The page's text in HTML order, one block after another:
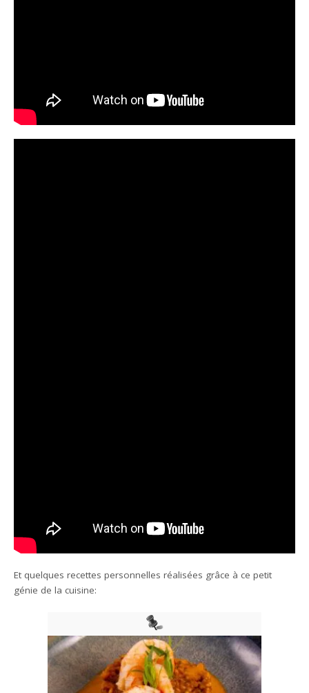
Et quelques recettes personnelles réalisées grâce à ce petit
génie de la cuisine: